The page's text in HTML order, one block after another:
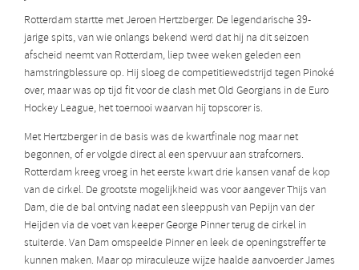
Rotterdam startte met Jeroen Hertzberger. De legendarische 39-
jarige spits, van wie onlangs bekend werd dat hij na dit seizoen
afscheid neemt van Rotterdam, liep twee weken geleden een
hamstringblessure op. Hij sloeg de competitiewedstrijd tegen Pinoké
over, maar was op tijd fit voor de clash met Old Georgians in de Euro
Hockey League, het toernooi waarvan hij topscorer is.
Met Hertzberger in de basis was de kwartfinale nog maar net
begonnen, of er volgde direct al een spervuur aan strafcorners.
Rotterdam kreeg vroeg in het eerste kwart drie kansen vanaf de kop
van de cirkel. De grootste mogelijkheid was voor aangever Thijs van
Dam, die de bal ontving nadat een sleeppush van Pepijn van der
Heijden via de voet van keeper George Pinner terug de cirkel in
stuiterde. Van Dam omspeelde Pinner en leek de openingstreffer te
kunnen maken. Maar op miraculeuze wijze haalde aanvoerder James